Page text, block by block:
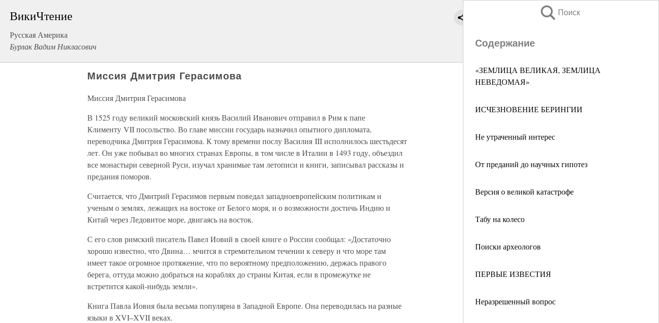
ВикиЧтение
Русская Америка
Бурлак Вадим Никласович
Поиск
Содержание
«ЗЕМЛИЦА ВЕЛИКАЯ, ЗЕМЛИЦА
НЕВЕДОМАЯ»
ИСЧЕЗНОВЕНИЕ БЕРИНГИИ
Не утраченный интерес
От преданий до научных гипотез
Версия о великой катастрофе
Табу на колесо
Поиски археологов
ПЕРВЫЕ ИЗВЕСТИЯ
Неразрешенный вопрос
Миссия Дмитрия Герасимова
Миссия Дмитрия Герасимова
В 1525 году великий московский князь Василий Иванович отправил в Рим к папе
Клименту VII посольство. Во главе миссии государь назначил опытного дипломата,
переводчика Дмитрия Герасимова. К тому времени послу Василия III исполнилось шестьдесят
лет. Он уже побывал во многих странах Европы, в том числе в Италии в 1493 году, объездил
все монастыри северной Руси, изучал хранимые там летописи и книги, записывал рассказы и
предания поморов.
Считается, что Дмитрий Герасимов первым поведал западноевропейским политикам и
ученым о землях, лежащих на востоке от Белого моря, и о возможности достичь Индию и
Китай через Ледовитое море, двигаясь на восток.
С его слов римский писатель Павел Иовий в своей книге о России сообщал: «Достаточно
хорошо известно, что Двина… мчится в стремительном течении к северу и что море там
имеет такое огромное протяжение, что по вероятному предположению, держась правого
берега, оттуда можно добраться на кораблях до страны Китая, если в промежутке не
встретится какой-нибудь земли».
Книга Павла Иовия была весьма популярна в Западной Европе. Она переводилась на разные
языки в XVI–XVII веках.